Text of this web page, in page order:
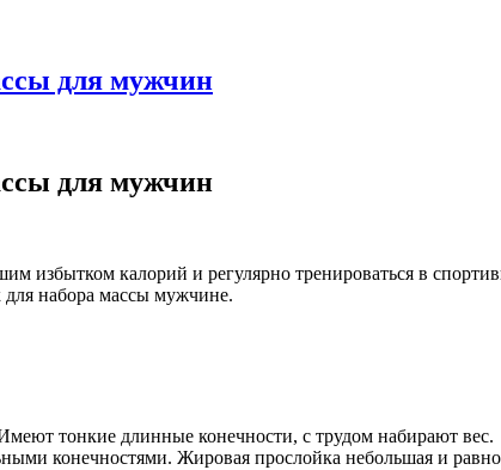
для мужчин
для мужчин
избытком калорий и регулярно тренироваться в
набора массы мужчине.
тонкие длинные конечности, с трудом набирают вес.
конечностями. Жировая прослойка небольшая и